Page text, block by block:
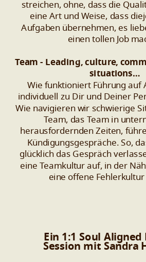
streichen, ohne, dass die
eine Art und Weise, dass
Aufgaben übernehmen, es
einen tollen Job
Team - Leading, culture,
situations…
Wie funktioniert Führung auf
individuell zu Dir und Deiner
Wie navigieren wir schwierige
Team, das Team in
herausfordernden Zeiten,
Kündigungsgespräche. So,
glücklich das Gespräch
eine Teamkultur auf, in der
eine offene
Ein 1:1 Soul Aligned
Session mit Sandra